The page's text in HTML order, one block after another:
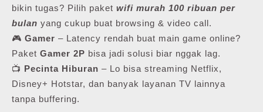
bikin tugas? Pilih paket wifi murah 100 ribuan per
bulan yang cukup buat browsing & video call.
🎮 Gamer – Latency rendah buat main game online?
Paket Gamer 2P bisa jadi solusi biar nggak lag.
📺 Pecinta Hiburan – Lo bisa streaming Netflix,
Disney+ Hotstar, dan banyak layanan TV lainnya
tanpa buffering.